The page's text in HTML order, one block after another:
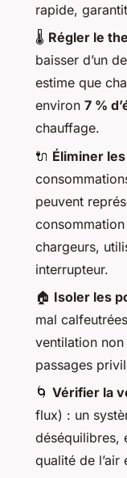
rapide,
🌡️ Régler le
baisser d’un
estime que
environ 7 %
chauffage.
🔌 Éliminer
peuvent
chargeurs,
interrupteur.
🏠 Isoler les
mal
ventilation
passages
🌀 Vérifier la
flux) : un
déséquilibres,
qualité de